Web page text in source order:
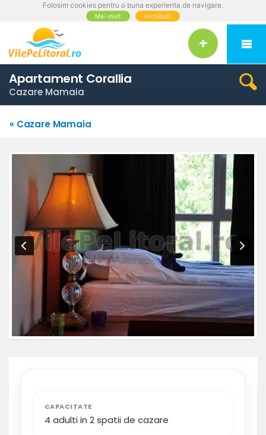
Folosim cookies pentru o buna experienta de navigare.
Mai mult Inchideti
Apartament Corallia
Cazare Mamaia
« Cazare Mamaia
CAPACITATE
4 adulti in 2 spatii de cazare